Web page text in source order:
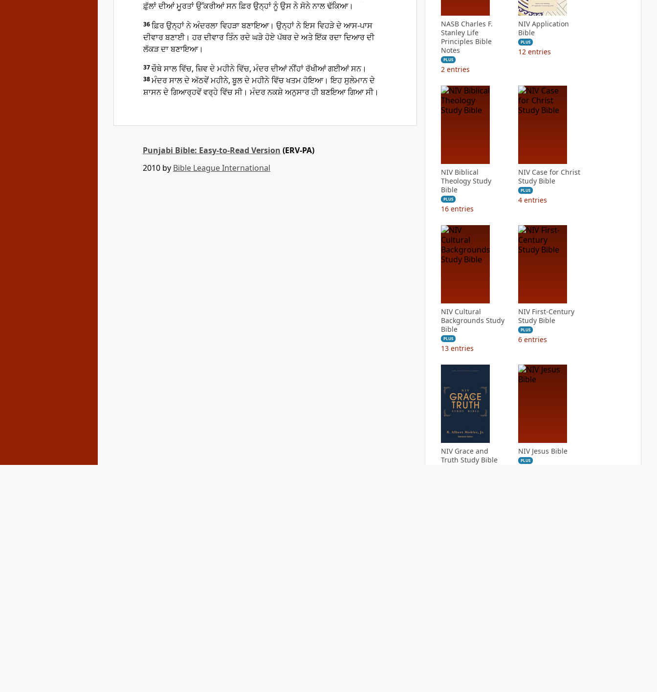
ਫ਼ੁੱਲਾਂ ਦੀਆਂ ਮੂਰਤਾਂ ਉੱਕਰੀਆਂ ਸਨ ਫ਼ਿਰ ਉਨ੍ਹਾਂ ਨੂੰ ਉਸ ਨੇ ਸੋਨੇ ਨਾਲ ਢੱਕਿਆ।
36ਫ਼ਿਰ ਉਨ੍ਹਾਂ ਨੇ ਅੰਦਰਲਾ ਵਿਹੜਾ ਬਣਾਇਆ। ਉਨ੍ਹਾਂ ਨੇ ਇਸ ਵਿਹੜੇ ਦੇ ਆਸ-ਪਾਸ
ਦੀਵਾਰ ਬਣਾਈ। ਹਰ ਦੀਵਾਰ ਤਿੰਨ ਰਦੇ ਘੜੇ ਹੋਏ ਪੱਥਰ ਦੇ ਅਤੇ ਇੱਕ ਰਦਾ ਦਿਆਰ ਦੀ
ਲੱਕੜ ਦਾ ਬਣਾਇਆ।
37ਚੌਥੇ ਸਾਲ ਵਿੱਚ, ਜ਼ਿਵ ਦੇ ਮਹੀਨੇ ਵਿੱਚ, ਮੰਦਰ ਦੀਆਂ ਨੀਂਹਾਂ ਰੱਖੀਆਂ ਗਈਆਂ ਸਨ।
38ਮੰਦਰ ਸਾਲ ਦੇ ਅੱਠਵੇਂ ਮਹੀਨੇ, ਬੂਲ ਦੇ ਮਹੀਨੇ ਵਿੱਚ ਖਤਮ ਹੋਇਆ। ਇਹ ਸੁਲੇਮਾਨ ਦੇ
ਸ਼ਾਸਨ ਦੇ ਗਿਆਰ੍ਹਵੇਂ ਵਰ੍ਹੇ ਵਿੱਚ ਸੀ। ਮੰਦਰ ਨਕਸ਼ੇ ਅਨੁਸਾਰ ਹੀ ਬਣਇਆ ਗਿਆ ਸੀ।
Punjabi Bible: Easy-to-Read Version (ERV-PA)
2010 by Bible League International
NASB Charles F.
Stanley Life
Principles Bible
Notes
PLUS
2 entries
NIV Application
Bible
PLUS
12 entries
NIV Biblical
Theology Study
Bible
PLUS
16 entries
NIV Case for Christ
Study Bible
PLUS
4 entries
NIV Cultural
Backgrounds Study
Bible
PLUS
13 entries
NIV First-Century
Study Bible
PLUS
6 entries
NIV Grace and
Truth Study Bible
NIV Jesus Bible
PLUS